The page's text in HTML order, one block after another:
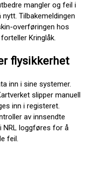
mangler og feil i
Tilbakemeldingen
overføringen hos
Kringlåk.
flysikkerhet
inn i sine systemer.
slipper manuell
inn i registeret.
av innsendte
NRL loggføres for å
feil.